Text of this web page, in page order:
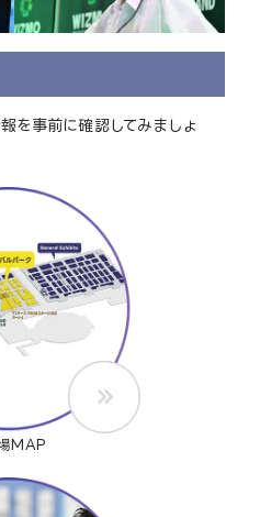
を事前に確認してみましょ
MAP